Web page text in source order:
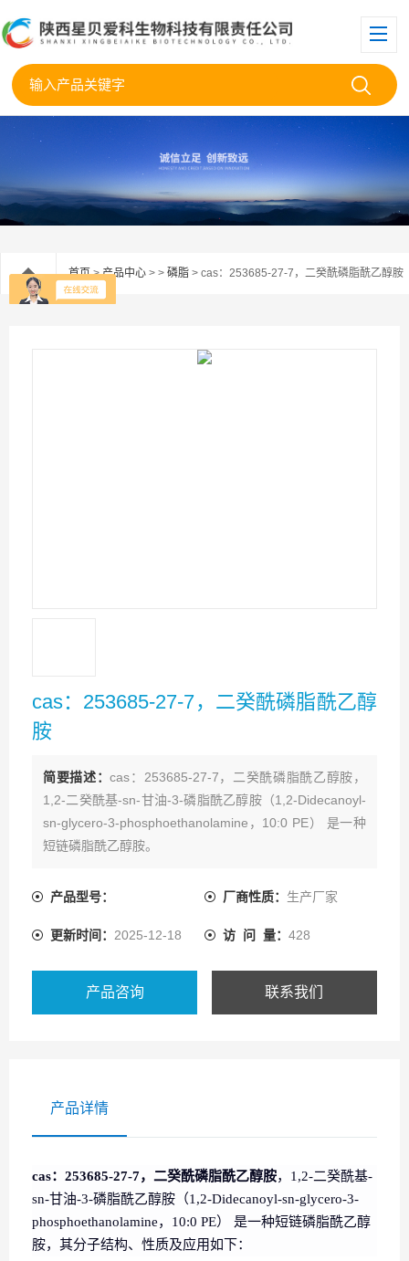
首页>产品中心 > > 磷脂 > cas：253685-27-7，二癸酰磷脂酰乙醇胺
cas：253685-27-7，二癸酰磷脂酰乙醇
胺
简要描述：cas：253685-27-7，二癸酰磷脂酰乙醇胺，
1,2-二癸酰基-sn-甘油-3-磷脂酰乙醇胺（1,2-Didecanoyl-
sn-glycero-3-phosphoethanolamine，10:0 PE） 是一种
短链磷脂酰乙醇胺。
产品型号： 厂商性质： 生产厂家
更新时间： 2025-12-18 访 问 量： 428
产品咨询 联系我们
产品详情
cas：253685-27-7，二癸酰磷脂酰乙醇胺，1,2-二癸酰基-
sn-甘油-3-磷脂酰乙醇胺（1,2-Didecanoyl-sn-glycero-3-
phosphoethanolamine，10:0 PE）
是一种短链磷脂酰乙醇
胺，其分子结构、性质及应用如下：